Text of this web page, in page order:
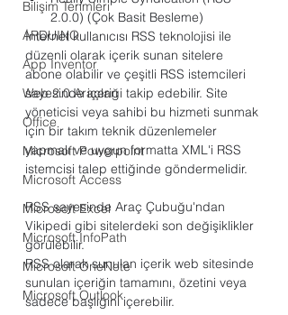
Bilişim Terimleri
ARDUINO
App Inventor
Web 2.0 Araçları
Office
Microsoft Powerpoint
Microsoft Access
Microsoft Excel
Microsoft InfoPath
Microsoft OneNote
Microsoft Outlook
2.0.0) (Çok Basit Besleme)
İnternet kullanıcısı RSS teknolojisi ile
düzenli olarak içerik sunan sitelere
abone olabilir ve çeşitli RSS istemcileri
sayesinde içeriği takip edebilir. Site
yöneticisi veya sahibi bu hizmeti sunmak
için bir takım teknik düzenlemeler
yapmalı ve uygun formatta XML'i RSS
istemcisi talep ettiğinde göndermelidir.
RSS sayesinde Araç Çubuğu'ndan
Vikipedi gibi sitelerdeki son değişiklikler
görülebilir.
RSS olarak sunulan içerik web sitesinde
sunulan içeriğin tamamını, özetini veya
sadece başlığını içerebilir.